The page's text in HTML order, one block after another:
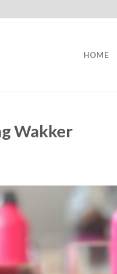
HOME
Wakker